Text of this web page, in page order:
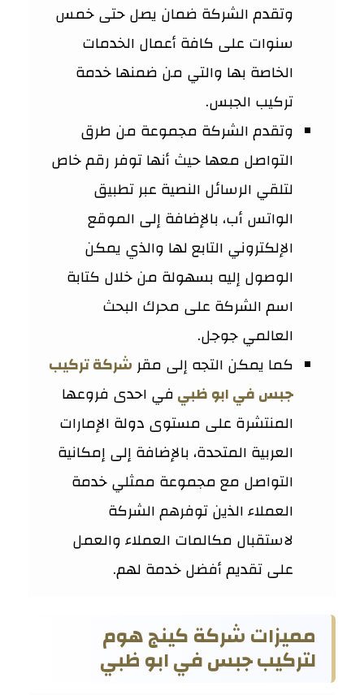
وتقدم الشركة ضمان يصل حتى خمس
سنوات على كافة أعمال الخدمات
الخاصة بها والتي من ضمنها خدمة
تركيب الجبس.
وتقدم الشركة مجموعة من طرق
التواصل معها حيث أنها توفر رقم خاص
لتلقي الرسائل النصية عبر تطبيق
الواتس أب، بالإضافة إلى الموقع
الإلكتروني التابع لها والذي يمكن
الوصول إليه بسهولة من خلال كتابة
اسم الشركة على محرك البحث
العالمي جوجل.
كما يمكن التجه إلى مقر شركة تركيب
جبس في ابو ظبيفي احدى فروعها
المنتشرة على مستوى دولة الإمارات
العربية المتحدة، بالإضافة إلى إمكانية
التواصل مع مجموعة ممثلي خدمة
العملاء الذين توفرهم الشركة
لاستقبال مكالمات العملاء والعمل
على تقديم أفضل خدمة لهم.
مميزات شركة كينج هوم
لتركيب جبس في ابو ظبي